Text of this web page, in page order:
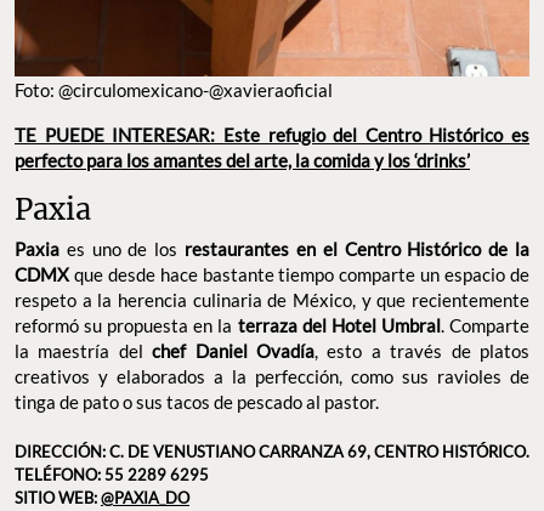
Foto: @circulomexicano-@xavieraoficial
TE PUEDE INTERESAR: Este refugio del Centro Histórico es
perfecto para los amantes del arte, la comida y los ‘drinks’
Paxia
Paxia es uno de los restaurantes en el Centro Histórico de la
CDMX que desde hace bastante tiempo comparte un espacio de
respeto a la herencia culinaria de México, y que recientemente
reformó su propuesta en la terraza del Hotel Umbral. Comparte
la maestría delchef Daniel Ovadía , esto a través de platos
creativos y elaborados a la perfección, como sus ravioles de
tinga de pato o sus tacos de pescado al pastor.
DIRECCIÓN: C. DE VENUSTIANO CARRANZA 69, CENTRO HISTÓRICO.
TELÉFONO: 55 2289 6295
SITIO WEB:@PAXIA_DO